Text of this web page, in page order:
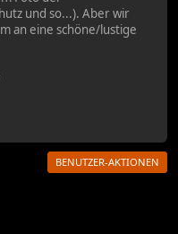
und so...). Aber wir
an eine schöne/lustige
BENUTZER-AKTIONEN